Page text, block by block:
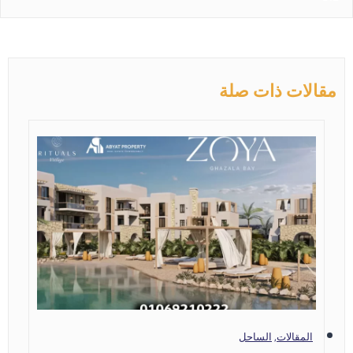
مقالات ذات صلة
المقالات,الساحل